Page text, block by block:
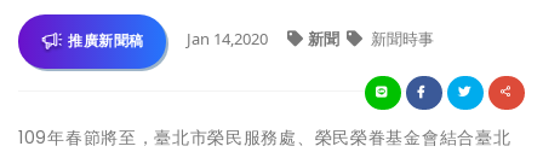
推廣新聞稿 Jan 14,2020 新聞 新聞時事
109年春節將至，臺北市榮民服務處、榮民榮眷基金會結合臺北